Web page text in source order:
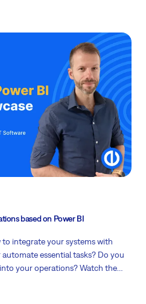
based on Power BI
integrate your systems with
essential tasks? Do you
your operations?Watch the